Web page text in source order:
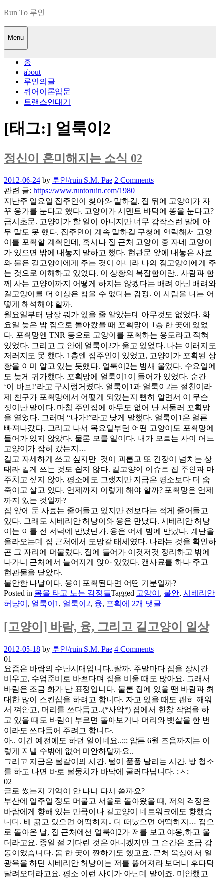
Skip
content
Run To 루인
Menu
홈
about
루인의글
퀴어이론입문
트랜스연대기
[태그:] 얼룩이2
정신이 혼미해지는 소식 02
Posted
on
2012-06-24 by 루인/ruin S.M. Pae 2 Comments
관련 글: https://www.runtoruin.com/1980
지난주 일요일 집주인이 찾아와 말하길, 집 뒤에 고양이가 자
꾸 응가를 눈다고 했다. 고양이가 시멘트 바닥에 똥을 눈다고?
금시초문. 고양이가 할 일이 아니지만 너무 갑작스런 말에 아
무 말도 못 했다. 집주인이 계속 말하길 구청에 연락해서 고양
이를 포획할 계획인데, 혹시나 집 근처 고양이 중 자네 고양이
가 있으면 밖에 내놓지 말하고 했다. 현관문 앞에 내놓은 사료
와 물은 길고양이에게 주는 것이 아니라 나의 집고양이에게 주
는 것으로 이해하고 있었다. 이 상황의 복잡함이란.. 사람과 함
께 사는 고양이까지 어떻게 하지는 않겠다는 배려 아닌 배려와
길고양이를 더 이상은 참을 수 없다는 감정. 이 사람을 나는 어
떻게 해석해야 할까.
월요일부터 당장 뭐가 있을 줄 알았는데 아무것도 없었다. 화
요일 늦은 밤 집으로 돌아왔을 때 포획망이 1층 한 곳에 있었
다. 포획망엔 TNR 등으로 고양이를 포획하는 용도라고 적혀
있었다. 그리고 그 안에 얼룩이2가 울고 있었다. 나는 이러지도
저러지도 못 했다. 1층엔 집주인이 있었고, 고양이가 포획된 상
황을 이미 알고 있는 듯했다. 얼룩이2는 밤새 울었다. 수요일에
도 늦게 귀가했다. 포획망에 얼룩이1이 들어가 있었다. 순간
‘이 바보!’라고 구시렁거렸다. 얼룩이1과 얼룩이2는 절친이라
제 친구가 포획망에서 어떻게 되었는지 뻔히 알면서 이 무슨
짓이냔 말이다. 마침 주인집에 아무도 없어 난 서둘러 포획망
을 열었다. 그러며 “나가!”라고 낮게 말했다. 얼룩이1은 얼른
빠져나갔다. 그리고 나서 목요일부턴 어떤 고양이도 포획망에
들어가 있지 않았다. 물론 모를 일이다. 내가 모르는 사이 어느
고양이가 잡혀 갔는지…
길고 자세하게 쓰고 싶지만 것이 괴롭고 또 긴장이 넘치는 상
태라 길게 쓰는 것도 쉽지 않다. 길고양이 이슈로 집 주인과 마
주치고 싶지 않아, 평소에도 그랬지만 지금은 평소보다 더 숨
죽이고 살고 있다. 언제까지 이렇게 해야 할까? 포획망은 언제
까지 있는 것일까?
집 앞에 둔 사료는 줄어들고 있지만 전보다는 적게 줄어들고
있다. 그래도 시베리안 허냥이와 융은 만났다. 시베리안 허냥
이는 이틀 전 저녁에 만났던가. 융은 어제 밤에 만났다. 계단을
올라오는데 집 근처에서 도망갈 태세였다. 나라는 것을 확인하
곤 그 자리에 머물렀다. 집에 들어가 이것저것 정리하고 밖에
나가니 근처에서 늘어지게 앉아 있었다. 캔사료를 하나 주고
현관물을 닫았다.
불안한 나날이다. 융이 포획된다면 어떤 기분일까?
Posted in 몸을 타고 노는 감정들Tagged 고양이 , 불안, 시베리안
허냥이 , 얼룩이1, 얼룩이2, 융, 포획정
이
혼
미
해
지
는
소
식
02
에 2개 댓글
[고양이] 바람, 융, 그리고 길고양이 일상
Posted
on
2012-05-18 by 루인/ruin S.M. Pae 4 Comments
01
요즘은 바람의 수난시대입니다..랄까. 주말마다 집을 장시간
비우고, 수업준비로 바쁘다며 집을 비울 때도 많아요. 그래서
바람은 조금 화가 난 표정입니다. 물론 집에 있을 땐 바람과 최
대한 많이 스킨십을 하려고 합니다. 자고 있을 때도 괜히 깨워
서 껴안고, 머리를 쓰다듬고..(*사악*) 집에서 한창 작업을 하
고 있을 때도 바람이 부르면 돌아보거나 머리와 뱃살을 한 번
이라도 쓰다듬어 주려고 합니다.
아.. 이건 예전에도 하던 일이네요..;;; 암튼 6월 즈음까지는 이
렇게 지낼 수밖에 없어 미안하달까요..
그리고 지금은 털갈이의 시간. 털이 풀풀 날리는 시간. 방 청소
를 하고 나면 바로 털뭉치가 바닥에 굴러다닙니다. ;ㅅ;
02
글로 썼는지 기억이 안 나니 다시 쓸까요?
부산에 일주일 정도 머물고 서울로 돌아왔을 때, 저의 걱정은
바람에게 향해 있는 만큼이나 길고양이 네트워크에도 향했습
니다. 배 곪고 있으면 어떡하지.. 다 떠났으면 어떡하지… 집으
로 돌아온 날, 집 근처에선 얼룩이2가 저를 보고 야옹,하고 울
더라고요. 종일 절 기다린 것은 아니겠지만 그 순간은 조금 감
동이었습니다. 몸 한 곳이 짠하기도 했고요. 근처 옥상에서 일
광욕을 하던 시베리안 허냥이는 저를 뚫어져라 보더니 후다닥
달려오더라고요. 평소 이런 사이가 아닌데 말이죠. 미안했고